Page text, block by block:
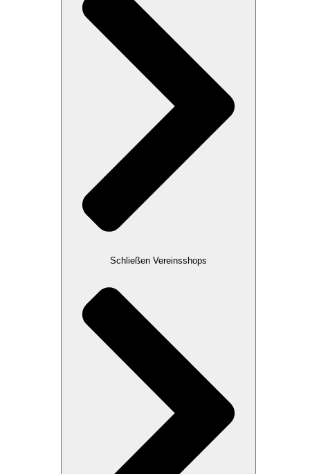
Schließen Vereinsshops